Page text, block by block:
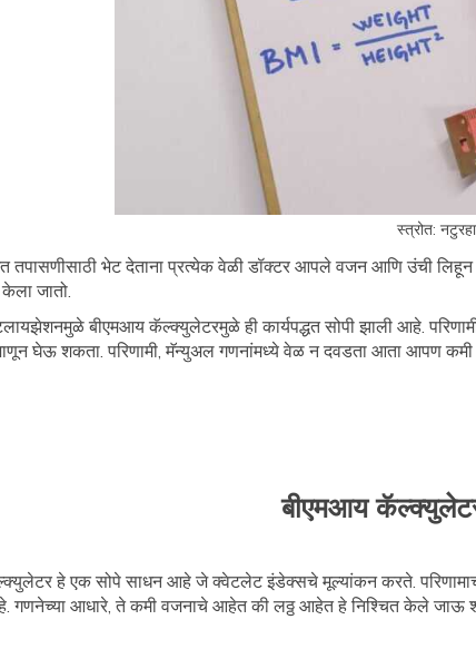
स्त्रोत:
तपासणीसाठी भेट देताना प्रत्येक वेळी डॉक्टर आपले वजन आणि उंची
जातो.
बीएमआय कॅल्क्युलेटरमुळे ही कार्यपद्धत सोपी झाली आहे.
घेऊ शकता. परिणामी, मॅन्युअल गणनांमध्ये वेळ न दवडता आता आपण
बीएमआय
हे एक सोपे साधन आहे जे क्वेटलेट इंडेक्सचे मूल्यांकन करते.
आधारे, ते कमी वजनाचे आहेत की लठ्ठ आहेत हे निश्चित केले जाऊ